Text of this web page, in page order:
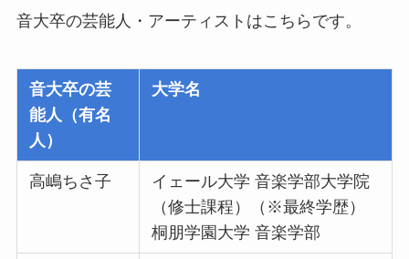
音大卒の芸能人・アーティストはこちらです。
音大卒の芸
能人（有名
人）
大学名
高嶋ちさ子
イェール大学 音楽学部大学院
（修士課程）（※最終学歴）
桐朋学園大学 音楽学部